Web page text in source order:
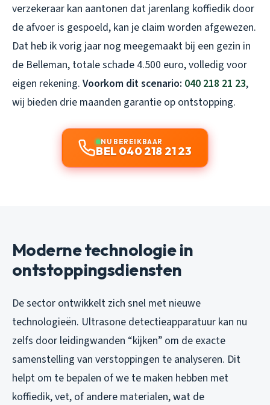
verzekeraar kan aantonen dat jarenlang koffiedik door
de afvoer is gespoeld, kan je claim worden afgewezen.
Dat heb ik vorig jaar nog meegemaakt bij een gezin in
de Belleman, totale schade 4.500 euro, volledig voor
eigen rekening. Voorkom dit scenario: 040 218 21 23,
wij bieden drie maanden garantie op ontstopping.
NU BEREIKBAAR
BEL 040 218 21 23
Moderne technologie in
ontstoppingsdiensten
De sector ontwikkelt zich snel met nieuwe
technologieën. Ultrasone detectieapparatuur kan nu
zelfs door leidingwanden “kijken” om de exacte
samenstelling van verstoppingen te analyseren. Dit
helpt om te bepalen of we te maken hebben met
koffiedik, vet, of andere materialen, wat de